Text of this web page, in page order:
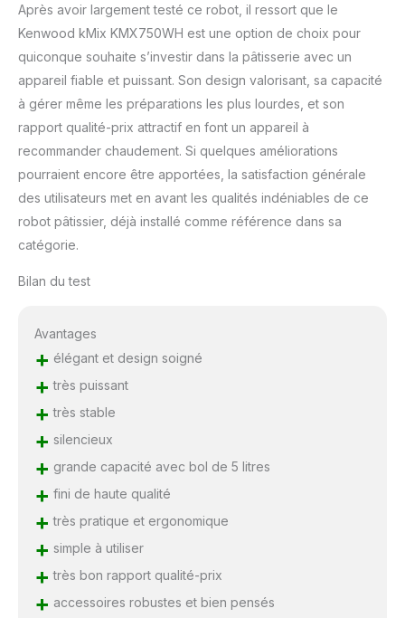
Après avoir largement testé ce robot, il ressort que le
Kenwood kMix KMX750WH est une option de choix pour
quiconque souhaite s’investir dans la pâtisserie avec un
appareil fiable et puissant. Son design valorisant, sa capacité
à gérer même les préparations les plus lourdes, et son
rapport qualité-prix attractif en font un appareil à
recommander chaudement. Si quelques améliorations
pourraient encore être apportées, la satisfaction générale
des utilisateurs met en avant les qualités indéniables de ce
robot pâtissier, déjà installé comme référence dans sa
catégorie.
Bilan du test
Avantages
+ élégant et design soigné
+ très puissant
+ très stable
+ silencieux
+ grande capacité avec bol de 5 litres
+ fini de haute qualité
+ très pratique et ergonomique
+ simple à utiliser
+ très bon rapport qualité-prix
+ accessoires robustes et bien pensés